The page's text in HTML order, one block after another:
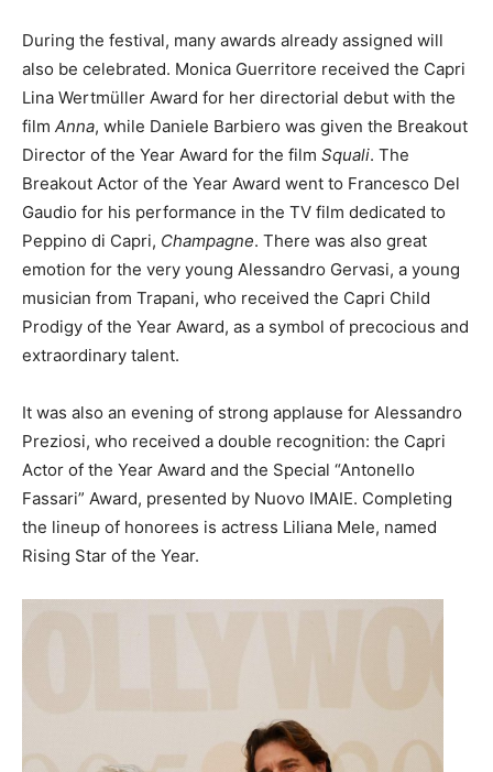
During the festival, many awards already assigned will
also be celebrated. Monica Guerritore received the Capri
Lina Wertmüller Award for her directorial debut with the
film Anna, while Daniele Barbiero was given the Breakout
Director of the Year Award for the film Squali. The
Breakout Actor of the Year Award went to Francesco Del
Gaudio for his performance in the TV film dedicated to
Peppino di Capri, Champagne. There was also great
emotion for the very young Alessandro Gervasi, a young
musician from Trapani, who received the Capri Child
Prodigy of the Year Award, as a symbol of precocious and
extraordinary talent.
It was also an evening of strong applause for Alessandro
Preziosi, who received a double recognition: the Capri
Actor of the Year Award and the Special “Antonello
Fassari” Award, presented by Nuovo IMAIE. Completing
the lineup of honorees is actress Liliana Mele, named
Rising Star of the Year.